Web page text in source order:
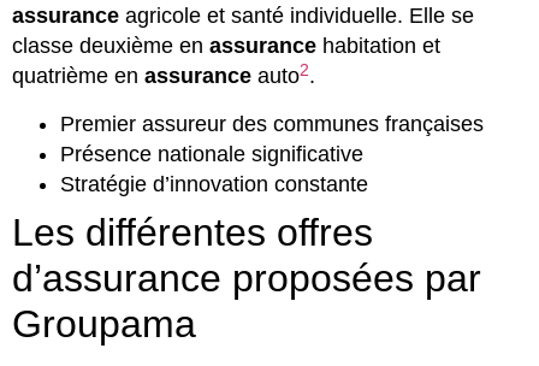
assurance agricole et santé individuelle. Elle se
classe deuxième en assurance habitation et
quatrième en assurance auto2.
Premier assureur des communes françaises
Présence nationale significative
Stratégie d’innovation constante
Les différentes offres
d’assurance proposées par
Groupama